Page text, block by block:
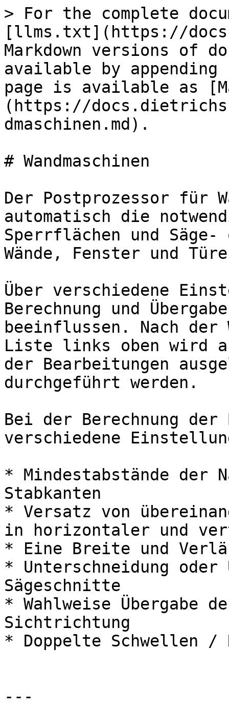
> For the complete
[llms.txt](https://
Markdown versions of
available by
page is available as
(https://
dmaschinen.md).
# Wandmaschinen
Der Postprozessor für
automatisch die
Sperrflächen und
Wände, Fenster und
Über verschiedene
Berechnung und
beeinflussen. Nach der
Liste links oben wird
der Bearbeitungen
durchgeführt werden.
Bei der Berechnung der
verschiedene
* Mindestabstände der
Stabkanten
* Versatz von
in horizontaler und
* Eine Breite und
* Unterschneidung oder
Sägeschnitte
* Wahlweise Übergabe
Sichtrichtung
* Doppelte Schwellen /
---